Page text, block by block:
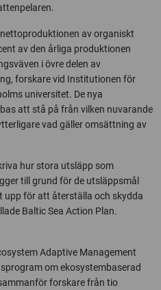
av organiskt
av den årliga produktionen
i övre delen av
forskare vid Institutionen för
universitet. De nya
att stå på från vilken nuvarande
vad gäller omsättning av
hur stora utsläpp som
till grund för de utsläppsmål
upp för att återställa och skydda
Baltic Sea Action Plan.
Adaptive Management
om ekosystembaserad
forskare från tio